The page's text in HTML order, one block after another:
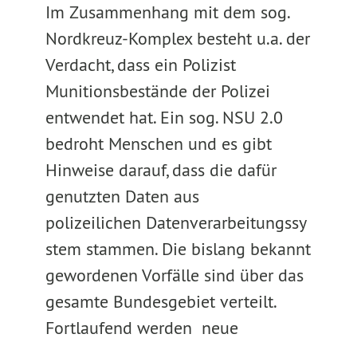
Im Zusammenhang mit dem sog.
Nordkreuz-Komplex besteht u.a. der
Verdacht, dass ein Polizist
Munitionsbestände der Polizei
entwendet hat. Ein sog. NSU 2.0
bedroht Menschen und es gibt
Hinweise darauf, dass die dafür
genutzten Daten aus
polizeilichen Datenverarbeitungssy
stem stammen. Die bislang bekannt
gewordenen Vorfälle sind über das
gesamte Bundesgebiet verteilt.
Fortlaufend werden neue